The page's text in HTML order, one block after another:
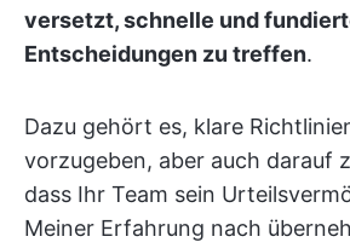
versetzt, schnelle und
Entscheidungen zu treffen.
Dazu gehört es, klare
vorzugeben, aber auch darauf
dass Ihr Team sein
Meiner Erfahrung nach